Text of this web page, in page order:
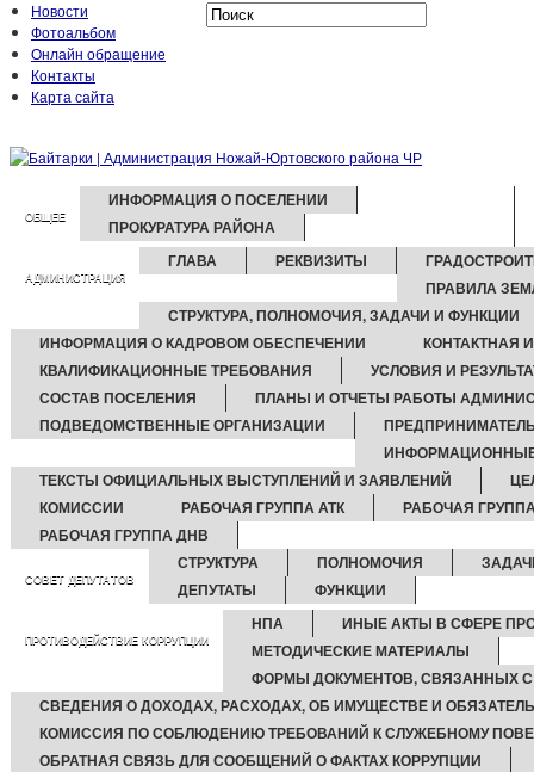
Новости
Фотоальбом
Онлайн обращение
Контакты
Карта сайта
ОБЩЕЕ
ИНФОРМАЦИЯ О ПОСЕЛЕНИИ
ПРОКУРАТУРА РАЙОНА
АДМИНИСТРАЦИЯ
ГЛАВА РЕКВИЗИТЫ
ПРАВИЛА
СТРУКТУРА, ПОЛНОМОЧИЯ, ЗАДАЧИ И ФУНКЦИИ
ИНФОРМАЦИЯ О КАДРОВОМ ОБЕСПЕЧЕНИИ
КОНТАКТНАЯ
КВАЛИФИКАЦИОННЫЕ ТРЕБОВАНИЯ
УСЛОВИЯ И
СОСТАВ ПОСЕЛЕНИЯ
ПЛАНЫ И ОТЧЕТЫ РАБОТЫ
ПОДВЕДОМСТВЕННЫЕ ОРГАНИЗАЦИИ
ТЕКСТЫ ОФИЦИАЛЬНЫХ ВЫСТУПЛЕНИЙ И ЗАЯВЛЕНИЙ
КОМИССИИ
РАБОЧАЯ ГРУППА АТК
РАБОЧАЯ
РАБОЧАЯ ГРУППА ДНВ
СОВЕТ ДЕПУТАТОВ
СТРУКТУРА ПОЛНОМОЧИЯ
ДЕПУТАТЫ
ФУНКЦИИ
ПРОТИВОДЕЙСТВИЕ КОРРУПЦИИ
НПА
ИНЫЕ АКТЫ В СФЕРЕ
МЕТОДИЧЕСКИЕ МАТЕРИАЛЫ
ФОРМЫ ДОКУМЕНТОВ, СВЯЗАННЫХ
СВЕДЕНИЯ О ДОХОДАХ, РАСХОДАХ, ОБ ИМУЩЕСТВЕ И
КОМИССИЯ ПО СОБЛЮДЕНИЮ ТРЕБОВАНИЙ К СЛУЖЕБНОМУ
ОБРАТНАЯ СВЯЗЬ ДЛЯ СООБЩЕНИЙ О ФАКТАХ КОРРУПЦИИ